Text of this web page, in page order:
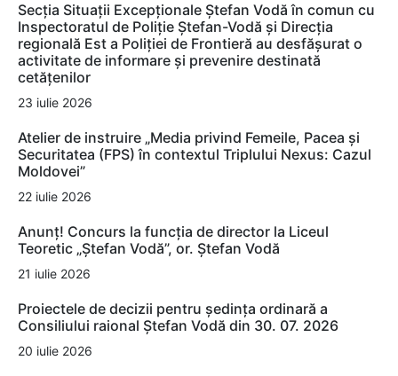
Secția Situații Excepționale Ștefan Vodă în comun cu
Inspectoratul de Poliție Ștefan-Vodă și Direcția
regională Est a Poliției de Frontieră au desfășurat o
activitate de informare și prevenire destinată
cetățenilor
23 iulie 2026
Atelier de instruire „Media privind Femeile, Pacea și
Securitatea (FPS) în contextul Triplului Nexus: Cazul
Moldovei”
22 iulie 2026
Anunț! Concurs la funcția de director la Liceul
Teoretic „Ștefan Vodă”, or. Ștefan Vodă
21 iulie 2026
Proiectele de decizii pentru ședința ordinară a
Consiliului raional Ștefan Vodă din 30. 07. 2026
20 iulie 2026